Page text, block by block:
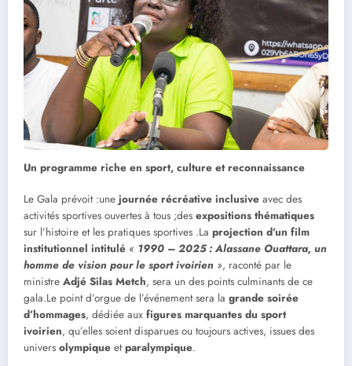
Un programme riche en sport, culture et reconnaissance
Le Gala prévoit :une journée récréative inclusive avec des
activités sportives ouvertes à tous ;des expositions thématiques
sur l’histoire et les pratiques sportives .La projection d’un film
institutionnel intitulé « 1990 – 2025 : Alassane Ouattara, un
homme de vision pour le sport ivoirien », raconté par le
ministre Adjé Silas Metch, sera un des points culminants de ce
gala.Le point d’orgue de l’événement sera la grande soirée
d’hommages, dédiée aux figures marquantes du sport
ivoirien, qu’elles soient disparues ou toujours actives, issues des
univers olympique etparalympique.